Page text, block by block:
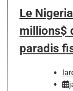
Le
millions$
paradis